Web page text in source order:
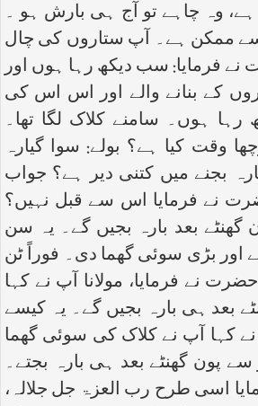
وہ چاہے تو آج ہی بارش ہو ۔
ممکن ہے۔ آپ ستاروں کی چال
نے فرمایا: سب دیکھ رہا ہوں اور
کے بنانے والے اور اس اس کی
ہوں۔ سامنے کلاک لگا تھا۔
وقت کیا ہے؟ بولے: سوا گیارہ
بجنے میں کتنی دیر ہے؟ جواب
نے فرمایا اس سے قبل نہیں؟
گھنٹے بعد بارہ بجیں گے۔ یہ سن
اور بڑی سوئی گھما دی۔ فوراً ٹن
نے فرمایا، مولانا آپ نے کہا
بعد ہی بارہ بجیں گے۔ یہ کیسے
نے کہا آپ نے کلاک کی سوئی گھما
سے پون گھنٹے بعد ہی بارہ بجتے۔
اسی طرح رب العزۃ جل جلالہ،